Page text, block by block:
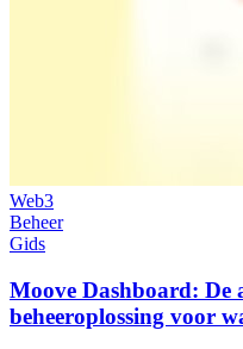
Web3
Beheer
Gids
Moove Dashboard: De
beheeroplossing voor